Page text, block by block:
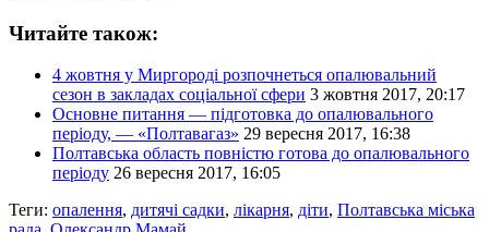
Читайте також:
4 жовтня у Миргороді розпочнеться опалювальний
сезон в закладах соціальної сфери 3 жовтня 2017, 20:17
Основне питання — підготовка до опалювального
періоду, — «Полтавагаз» 29 вересня 2017, 16:38
Полтавська область повністю готова до опалювального
періоду 26 вересня 2017, 16:05
Теги: опалення, дитячі садки, лікарня, діти, Полтавська міська